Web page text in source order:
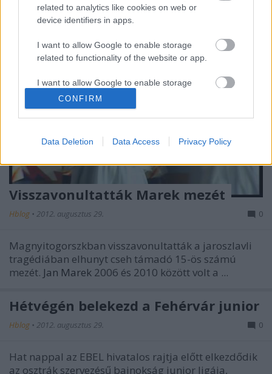
related to analytics like cookies on web or
device identifiers in apps.
I want to allow Google to enable storage
related to functionality of the website or app.
I want to allow Google to enable storage
related to personalization.
I want to allow Google to enable storage
functionality and fraud prevention, and other
CONFIRM
Data Deletion Data Access Privacy Policy
Visszavonultatták Marek mezét
Hblog • 2012. augusztus 29. 0
Magnyitogorszkban visszavonultatták a jaroszlavli
tragédiában elhunyt cseh támadó 15-ös számú
mezét. Jan Marek 2006 és 2010 között volt a ...
Hétvégén belekezd a Fehérvár junior
Hblog • 2012. augusztus 29. 0
Hat nappal az EBEL hivatalos rajtja előtt elkezdődik
az osztrák szervezésű bajnokság junior ligája,